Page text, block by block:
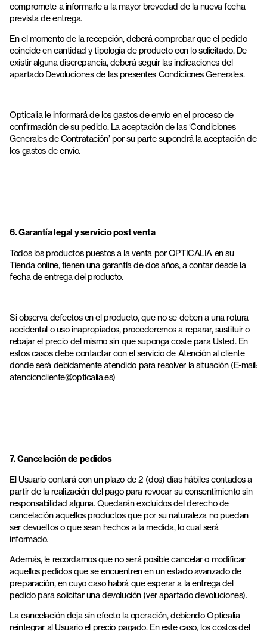
compromete a informarle a la mayor brevedad de la nueva fecha
prevista de entrega.
En el momento de la recepción, deberá comprobar que el pedido
coincide en cantidad y tipología de producto con lo solicitado. De
existir alguna discrepancia, deberá seguir las indicaciones del
apartado Devoluciones de las presentes Condiciones Generales.
Opticalia le informará de los gastos de envío en el proceso de
confirmación de su pedido. La aceptación de las ‘Condiciones
Generales de Contratación’ por su parte supondrá la aceptación de
los gastos de envío.
6. Garantía legal y servicio post venta
Todos los productos puestos a la venta por OPTICALIA en su
Tienda online, tienen una garantía de dos años, a contar desde la
fecha de entrega del producto.
Si observa defectos en el producto, que no se deben a una rotura
accidental o uso inapropiados, procederemos a reparar, sustituir o
rebajar el precio del mismo sin que suponga coste para Usted. En
estos casos debe contactar con el servicio de Atención al cliente
donde será debidamente atendido para resolver la situación (E-mail:
atencioncliente@opticalia.es)
7. Cancelación de pedidos
El Usuario contará con un plazo de 2 (dos) días hábiles contados a
partir de la realización del pago para revocar su consentimiento sin
responsabilidad alguna. Quedarán excluidos del derecho de
cancelación aquellos productos que por su naturaleza no puedan
ser devueltos o que sean hechos a la medida, lo cual será
informado.
Además, le recordamos que no será posible cancelar o modificar
aquellos pedidos que se encuentren en un estado avanzado de
preparación, en cuyo caso habrá que esperar a la entrega del
pedido para solicitar una devolución (ver apartado devoluciones).
La cancelación deja sin efecto la operación, debiendo Opticalia
reintegrar al Usuario el precio pagado. En este caso, los costos del